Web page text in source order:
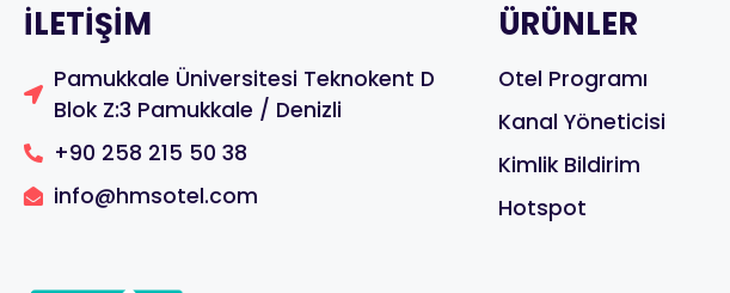
ILETIŞIM
Pamukkale Üniversitesi Teknokent D
Blok Z:3 Pamukkale / Denizli
+90 258 215 50 38
info@hmsotel.com
ÜRÜNLER
Otel Programı
Kanal Yöneticisi
Kimlik Bildirim
Hotspot